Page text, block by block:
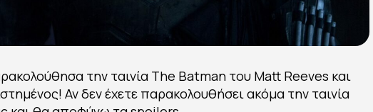
την ταινία The Batman του Matt Reeves και
Αν δεν έχετε παρακολουθήσει ακόμα την ταινία